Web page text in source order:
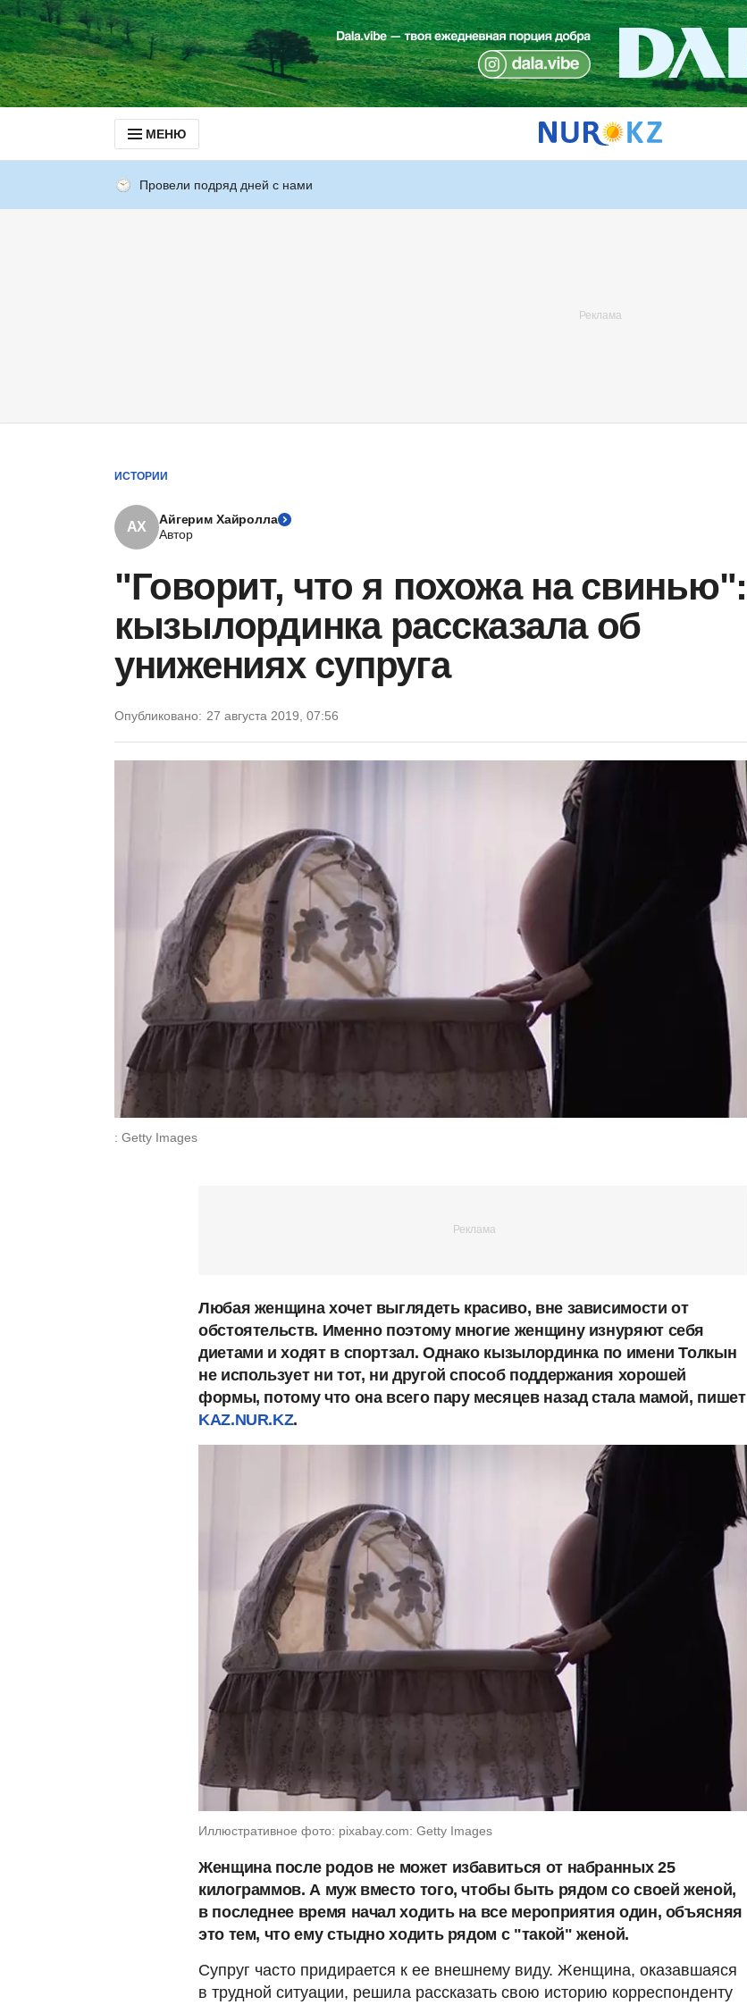
МЕНЮ
Провели подряд дней с нами
ИСТОРИИ
АХ
Айгерим Хайролла
Автор
"Говорит, что я похожа на свинью":
кызылординка рассказала об
унижениях супруга
Опубликовано: 27 августа 2019, 07:56
: Getty Images
Любая женщина хочет выглядеть красиво, вне зависимости от
обстоятельств. Именно поэтому многие женщину изнуряют себя
диетами и ходят в спортзал. Однако кызылординка по имени Толкын
не использует ни тот, ни другой способ поддержания хорошей
формы, потому что она всего пару месяцев назад стала мамой, пишет
KAZ.NUR.KZ.
Иллюстративное фото: pixabay.com: Getty Images
Женщина после родов не может избавиться от набранных 25
килограммов. А муж вместо того, чтобы быть рядом со своей женой,
в последнее время начал ходить на все мероприятия один, объясняя
это тем, что ему стыдно ходить рядом с "такой" женой.
Супруг часто придирается к ее внешнему виду. Женщина, оказавшаяся
в трудной ситуации, решила рассказать свою историю корреспонденту